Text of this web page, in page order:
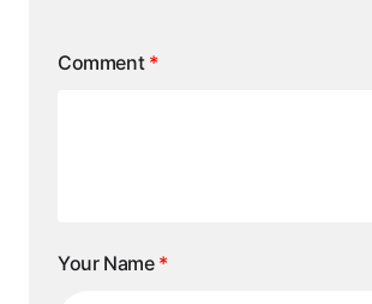
Comment *
Your Name *